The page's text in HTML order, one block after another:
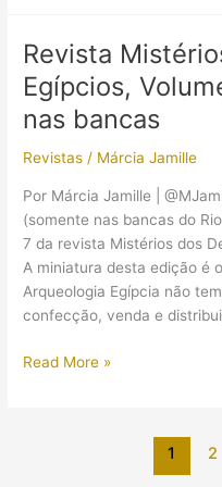
Egípcios,
Volume
8
(Khnum),
já
nas
bancas
Revista
Egípcios,
nas bancas
Revistas / Márcia Jamille
Por Márcia Jamille |
(somente nas bancas do
7 da revista Mistérios dos
A miniatura desta edição é
Arqueologia Egípcia não
confecção, venda e
Revista
Read More »
1 2